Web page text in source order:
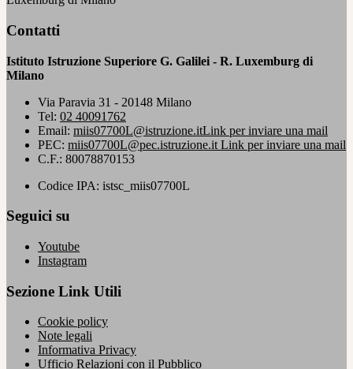
Contatti
Istituto Istruzione Superiore G. Galilei - R. Luxemburg di
Milano
Via Paravia 31 - 20148 Milano
Tel: 02 40091762
Email: miis07700L@istruzione.itLink per inviare una mail
PEC: miis07700L@pec.istruzione.it Link per inviare una mail
C.F.: 80078870153
Codice IPA: istsc_miis07700L
Seguici su
Youtube
Instagram
Sezione Link Utili
Cookie policy
Note legali
Informativa Privacy
Ufficio Relazioni con il Pubblico